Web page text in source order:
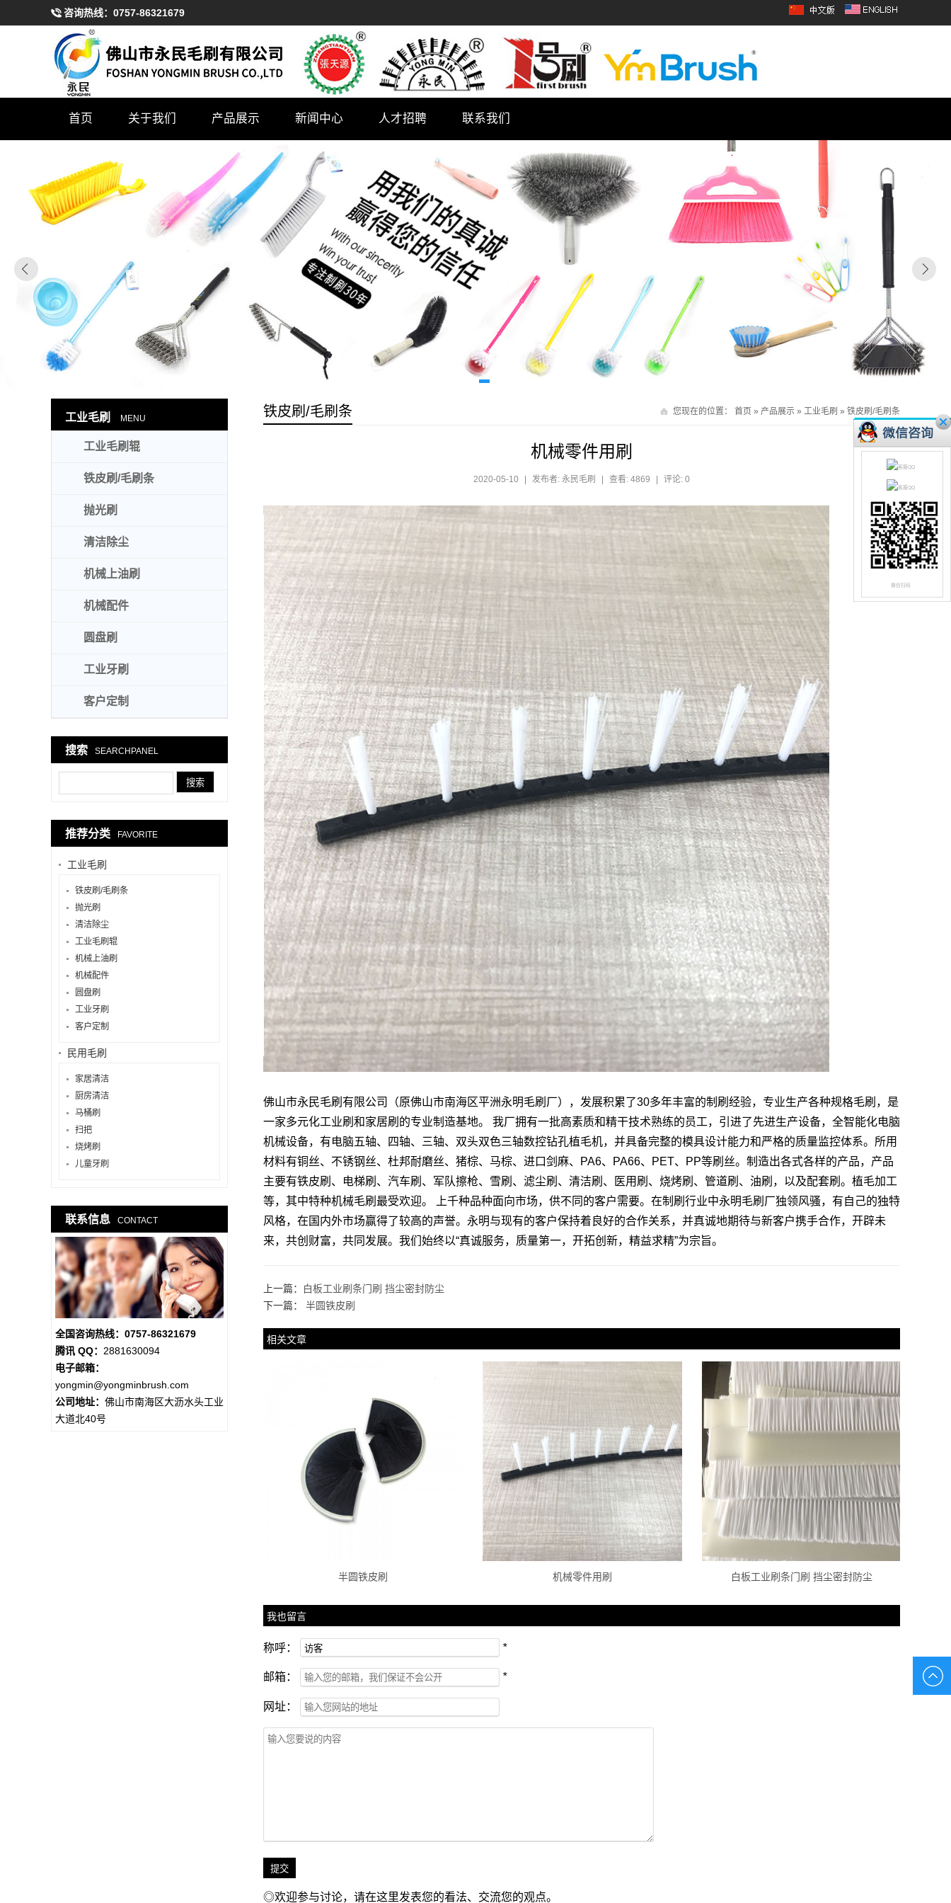
咨询热线： 0757-86321679
首页 关于我们 产品展示 新闻中心 人才招聘 联系我们
您现在的位置： 首页 » 产品展示 » 工业毛刷 » 铁皮刷/毛刷条
铁皮刷/毛刷条
机械零件用刷
2020-05-10 发布者: 永民毛刷 查看: 4869 评论: 0
佛山市永民毛刷有限公司（原佛山市南海区平洲永明毛刷厂），发展积累了30多年丰富的制刷经验，专业生产各种规格毛刷，是
一家多元化工业刷和家居刷的专业制造基地。 我厂拥有一批高素质和精干技术熟练的员工，引进了先进生产设备，全智能化电脑
机械设备，有电脑五轴、四轴、三轴、双头双色三轴数控钻孔植毛机，并具备完整的模具设计能力和严格的质量监控体系。所用
材料有铜丝、不锈钢丝、杜邦耐磨丝、猪棕、马棕、进口剑麻、PA6、PA66、PET、PP等刷丝。制造出各式各样的产品，产品
主要有铁皮刷、电梯刷、汽车刷、军队擦枪、雪刷、滤尘刷、清洁刷、医用刷、烧烤刷、管道刷、油刷，以及配套刷。植毛加工
等，其中特种机械毛刷最受欢迎。 上千种品种面向市场，供不同的客户需要。在制刷行业中永明毛刷厂独领风骚，有自己的独特
风格，在国内外市场赢得了较高的声誉。永明与现有的客户保持着良好的合作关系，并真诚地期待与新客户携手合作，开辟未
来，共创财富，共同发展。我们始终以“真诚服务，质量第一，开拓创新，精益求精”为宗旨。
上一篇：
白板工业刷条门刷 挡尘密封防尘
下一篇： 半圆铁皮刷
相关文章
半圆铁皮刷 机械零件用刷 白板工业刷条门刷 挡尘密封防尘
我也留言
称呼： *
邮箱： *
网址：
◎欢迎参与讨论，请在这里发表您的看法、交流您的观点。
工业毛刷 MENU
工业毛刷辊
铁皮刷/毛刷条
抛光刷
清洁除尘
机械上油刷
机械配件
圆盘刷
工业牙刷
客户定制
搜索 SEARCHPANEL
推荐分类 FAVORITE
工业毛刷
铁皮刷/毛刷条
抛光刷
清洁除尘
工业毛刷辊
机械上油刷
机械配件
圆盘刷
工业牙刷
客户定制
民用毛刷
家居清洁
厨房清洁
马桶刷
扫把
烧烤刷
儿童牙刷
联系信息 CONTACT
全国咨询热线：0757-86321679
腾讯 QQ： 2881630094
电子邮箱：
yongmin@yongminbrush.com
公司地址： 佛山市南海区大沥水头工业
大道北40号
微信扫码